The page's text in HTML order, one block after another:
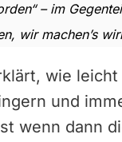
– im
wir machen’s
wie
und
wenn dann